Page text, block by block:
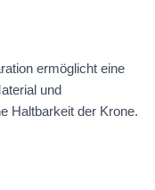
ermöglicht eine
und
Haltbarkeit der Krone.